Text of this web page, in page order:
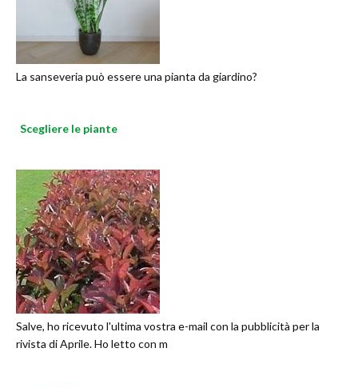
La sanseveria può essere una pianta da giardino?
Scegliere le piante
Salve, ho ricevuto l'ultima vostra e-mail con la pubblicità per la
rivista di Aprile. Ho letto con m